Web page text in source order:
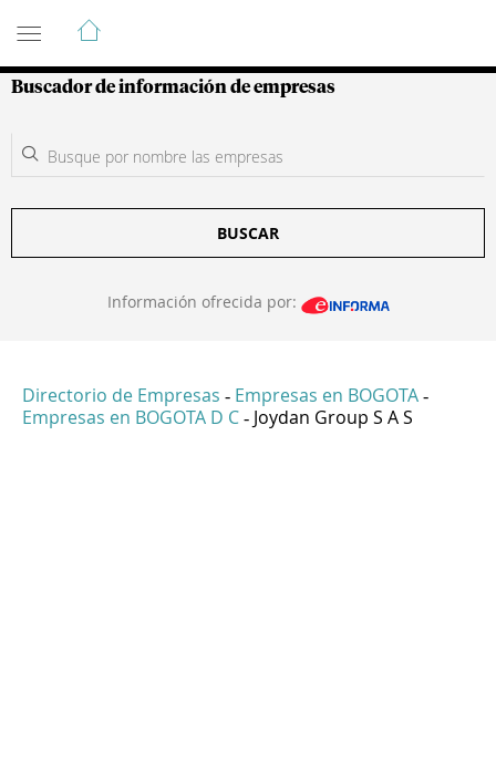
Guía de Empresas Colombianas
Buscador de información de empresas
BUSCAR
Información ofrecida por:
Directorio de Empresas - Empresas en BOGOTA -
Empresas en BOGOTA D C - Joydan Group S A S